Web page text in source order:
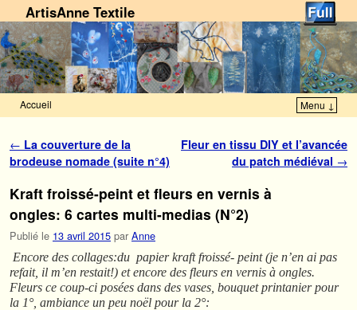
ArtisAnne Textile
Accueil Menu ↓
Navigation des articles
← La couverture de la
brodeuse nomade (suite n°4)
Fleur en tissu DIY et l’avancée
du patch médiéval →
Kraft froissé-peint et fleurs en vernis à
ongles: 6 cartes multi-medias (N°2)
Publié le 13 avril 2015 par Anne
Encore des collages:du papier kraft froissé- peint (je n’en ai pas
refait, il m’en restait!) et encore des fleurs en vernis à ongles.
Fleurs ce coup-ci posées dans des vases, bouquet printanier pour
la 1°, ambiance un peu noël pour la 2°: